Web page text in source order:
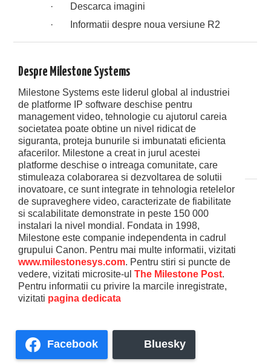
· Descarca imagini
· Informatii despre noua versiune R2
Despre Milestone Systems
Milestone Systems este liderul global al industriei
de platforme IP software deschise pentru
management video, tehnologie cu ajutorul careia
societatea poate obtine un nivel ridicat de
siguranta, proteja bunurile si imbunatati eficienta
afacerilor. Milestone a creat in jurul acestei
platforme deschise o intreaga comunitate, care
stimuleaza colaborarea si dezvoltarea de solutii
inovatoare, ce sunt integrate in tehnologia retelelor
de supraveghere video, caracterizate de fiabilitate
si scalabilitate demonstrate in peste 150 000
instalari la nivel mondial. Fondata in 1998,
Milestone este companie independenta in cadrul
grupului Canon. Pentru mai multe informatii, vizitati
www.milestonesys.com. Pentru stiri si puncte de
vedere, vizitati microsite-ulThe Milestone Post.
Pentru informatii cu privire la marcile inregistrate,
vizitati pagina dedicata
Facebook Bluesky